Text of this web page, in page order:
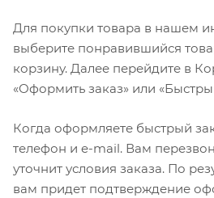
Для покупки товара в нашем
выберите понравившийся
корзину. Далее перейдите в
«Оформить заказ» или
Когда оформляете быстрый
телефон и e-mail. Вам
уточнит условия заказа. По
вам придет подтверждение